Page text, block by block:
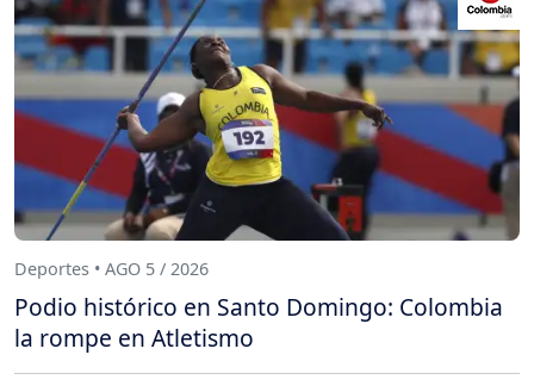
Deportes • AGO 5 / 2026
Podio histórico en Santo Domingo: Colombia
la rompe en Atletismo